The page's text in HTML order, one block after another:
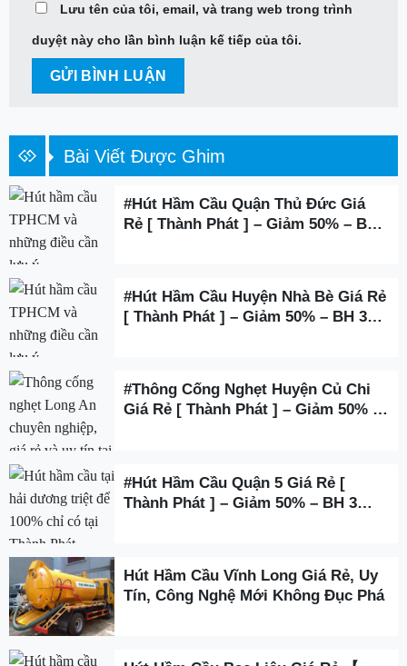
Lưu tên của tôi, email, và trang web trong trình
duyệt này cho lần bình luận kế tiếp của tôi.
Bài Viết Được Ghim
#Hút Hầm Cầu Quận Thủ Đức Giá
Rẻ [ Thành Phát ] – Giảm 50% – BH
#Hút Hầm Cầu Huyện Nhà Bè Giá Rẻ
[ Thành Phát ] – Giảm 50% – BH 3
#Thông Cống Nghẹt Huyện Củ Chi
Giá Rẻ [ Thành Phát ] – Giảm 50% –
#Hút Hầm Cầu Quận 5 Giá Rẻ [
Thành Phát ] – Giảm 50% – BH 3
Hút Hầm Cầu Vĩnh Long Giá Rẻ, Uy
Tín, Công Nghệ Mới Không Đục Phá